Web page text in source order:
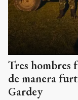
Tres hombres
de manera
Gardey